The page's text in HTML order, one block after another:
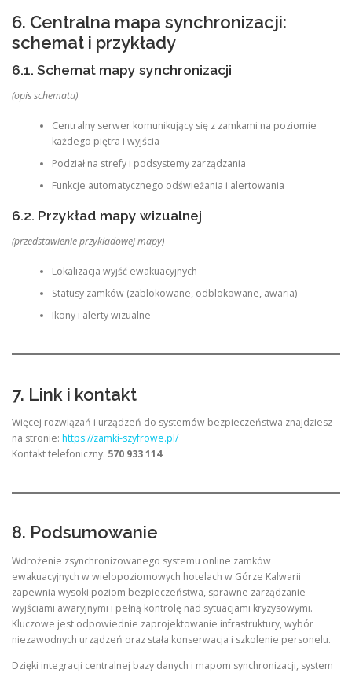
6. Centralna mapa synchronizacji:
schemat i przykłady
6.1. Schemat mapy synchronizacji
(opis schematu)
Centralny serwer komunikujący się z zamkami na poziomie
każdego piętra i wyjścia
Podział na strefy i podsystemy zarządzania
Funkcje automatycznego odświeżania i alertowania
6.2. Przykład mapy wizualnej
(przedstawienie przykładowej mapy)
Lokalizacja wyjść ewakuacyjnych
Statusy zamków (zablokowane, odblokowane, awaria)
Ikony i alerty wizualne
7. Link i kontakt
Więcej rozwiązań i urządzeń do systemów bezpieczeństwa znajdziesz
na stronie: https://zamki-szyfrowe.pl/
Kontakt telefoniczny: 570 933 114
8. Podsumowanie
Wdrożenie zsynchronizowanego systemu online zamków
ewakuacyjnych w wielopoziomowych hotelach w Górze Kalwarii
zapewnia wysoki poziom bezpieczeństwa, sprawne zarządzanie
wyjściami awaryjnymi i pełną kontrolę nad sytuacjami kryzysowymi.
Kluczowe jest odpowiednie zaprojektowanie infrastruktury, wybór
niezawodnych urządzeń oraz stała konserwacja i szkolenie personelu.
Dzięki integracji centralnej bazy danych i mapom synchronizacji, system